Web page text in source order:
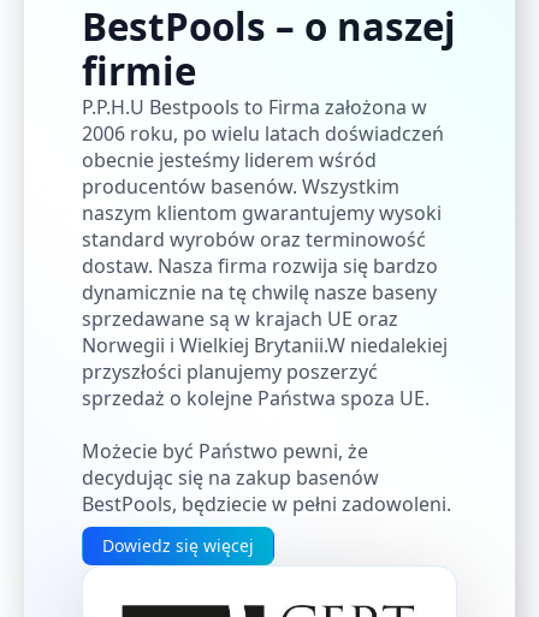
BestPools – o naszej
firmie
P.P.H.U Bestpools to Firma założona w
2006 roku, po wielu latach doświadczeń
obecnie jesteśmy liderem wśród
producentów basenów. Wszystkim
naszym klientom gwarantujemy wysoki
standard wyrobów oraz terminowość
dostaw. Nasza firma rozwija się bardzo
dynamicznie na tę chwilę nasze baseny
sprzedawane są w krajach UE oraz
Norwegii i Wielkiej Brytanii.W niedalekiej
przyszłości planujemy poszerzyć
sprzedaż o kolejne Państwa spoza UE.
Możecie być Państwo pewni, że
decydując się na zakup basenów
BestPools, będziecie w pełni zadowoleni.
Dowiedz się więcej